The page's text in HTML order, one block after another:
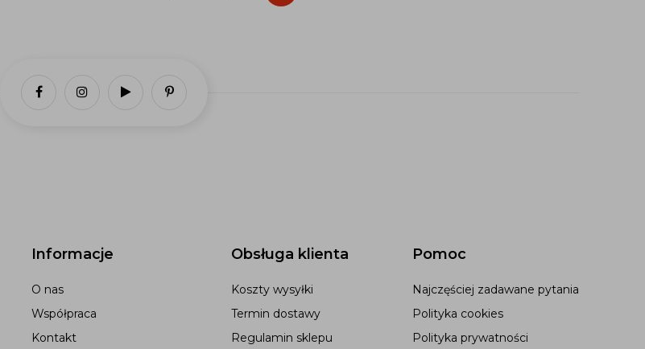
Informacje
O nas
Współpraca
Kontakt
Obsługa klienta
Koszty wysyłki
Termin dostawy
Regulamin sklepu
Pomoc
Najczęściej zadawane pytania
Polityka cookies
Polityka prywatności